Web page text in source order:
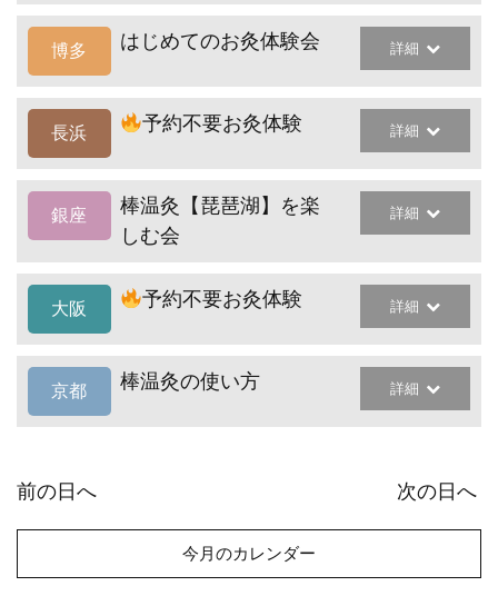
博多 はじめてのお灸体験会 詳細
長浜 予約不要お灸体験 詳細
銀座
棒温灸【琵琶湖】を楽
しむ会
詳細
大阪 予約不要お灸体験 詳細
京都 棒温灸の使い方 詳細
前の日へ 次の日へ
今月のカレンダー